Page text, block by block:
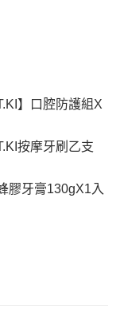
】口腔防護組X
按摩牙刷乙支
膠牙膏130gX1入